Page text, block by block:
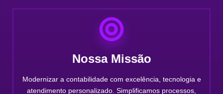
Nossa Missão
Modernizar a contabilidade com excelência, tecnologia e
atendimento personalizado. Simplificamos processos,